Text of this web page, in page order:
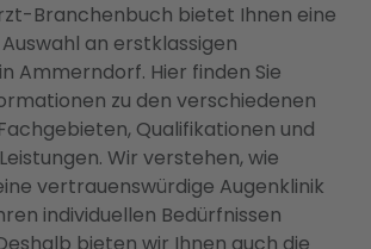
Branchenbuch bietet Ihnen eine
an erstklassigen
Ammerndorf. Hier finden Sie
zu den verschiedenen
Qualifikationen und
Wir verstehen, wie
vertrauenswürdige Augenklinik
individuellen Bedürfnissen